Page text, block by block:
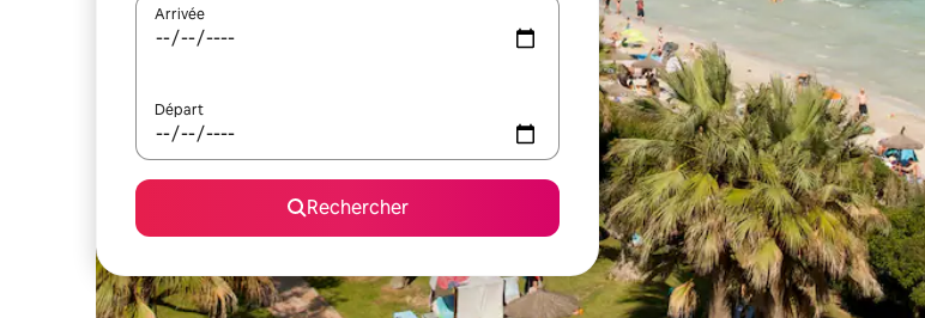
Arrivée
Départ
Rechercher